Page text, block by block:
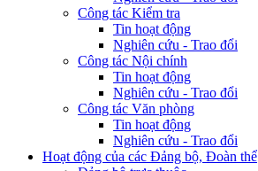
Công tác Kiểm tra
Tin hoạt động
Nghiên cứu - Trao đổi
Công tác Nội chính
Tin hoạt động
Nghiên cứu - Trao đổi
Công tác Văn phòng
Tin hoạt động
Nghiên cứu - Trao đổi
Hoạt động của các Đảng bộ, Đoàn thể